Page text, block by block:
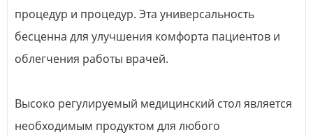
процедур и процедур. Эта универсальность
бесценна для улучшения комфорта пациентов и
облегчения работы врачей.
Высоко регулируемый медицинский стол является
необходимым продуктом для любого